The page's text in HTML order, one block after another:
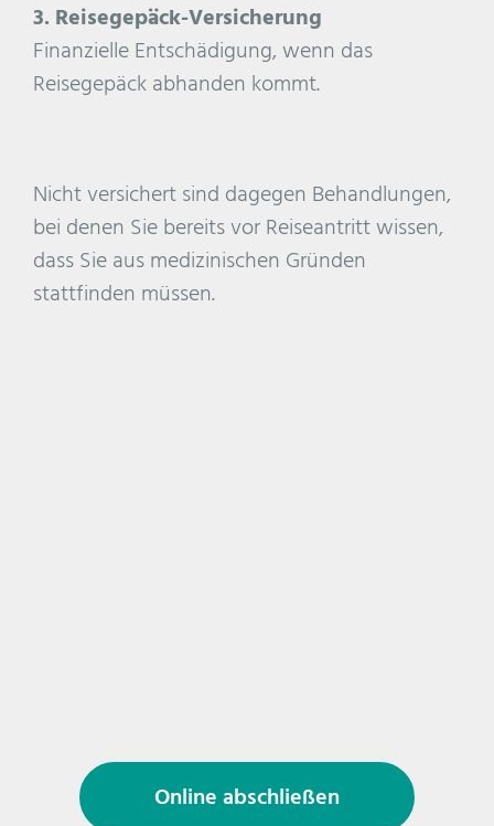
3. Reisegepäck-Versicherung
Finanzielle Entschädigung, wenn das
Reisegepäck abhanden kommt.
Nicht versichert sind dagegen Behandlungen,
bei denen Sie bereits vor Reiseantritt wissen,
dass Sie aus medizinischen Gründen
stattfinden müssen.
Online abschließen